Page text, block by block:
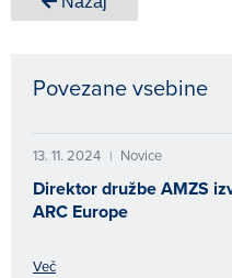
Povezane vsebine
13. 11. 2024 | Novice
Direktor družbe AMZS
ARC Europe
Več